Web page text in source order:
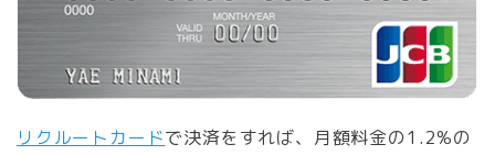
リクルートカードで決済をすれば、月額料金の1.2%の